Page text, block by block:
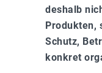
deshalb
Produkten,
Schutz,
konkret